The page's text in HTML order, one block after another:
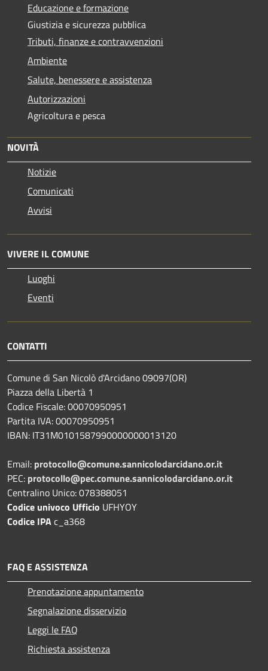
Educazione e formazione
Giustizia e sicurezza pubblica
Tributi, finanze e contravvenzioni
Ambiente
Salute, benessere e assistenza
Autorizzazioni
Agricoltura e pesca
NOVITÀ
Notizie
Comunicati
Avvisi
VIVERE IL COMUNE
Luoghi
Eventi
CONTATTI
Comune di San Nicolò d'Arcidano 09097(OR)
Piazza della Libertà 1
Codice Fiscale: 00070950951
Partita IVA: 00070950951
IBAN: IT31M0101587990000000013120
Email: protocollo@comune.sannicolodarcidano.or.it
PEC: protocollo@pec.comune.sannicolodarcidano.or.it
Centralino Unico: 078388051
Codice univoco Ufficio UFHYOY
Codice IPAc_a368
FAQ E ASSISTENZA
Prenotazione appuntamento
Segnalazione disservizio
Leggi le FAQ
Richiesta assistenza